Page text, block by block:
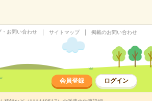
・お問い合わせ サイトマップ 掲載のお問い合わせ
会員登録 ログイン